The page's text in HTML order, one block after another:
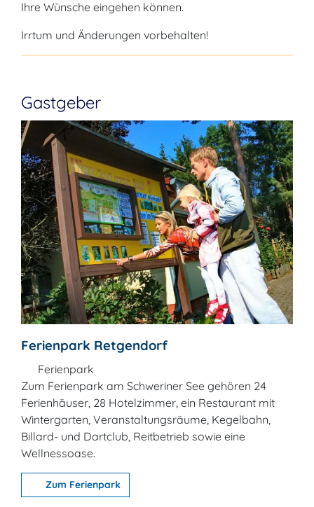
Ihre Wünsche eingehen können.
Irrtum und Änderungen vorbehalten!
Gastgeber
Ferienpark Retgendorf
Ferienpark
Zum Ferienpark am Schweriner See gehören 24
Ferienhäuser, 28 Hotelzimmer, ein Restaurant mit
Wintergarten, Veranstaltungsräume, Kegelbahn,
Billard- und Dartclub, Reitbetrieb sowie eine
Wellnessoase.
Zum Ferienpark